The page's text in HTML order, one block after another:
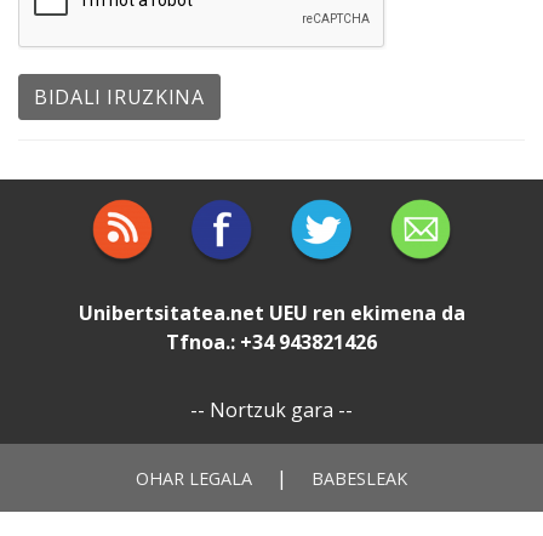
Unibertsitatea.net UEU ren ekimena da
Tfnoa.: +34 943821426
-- Nortzuk gara --
OHAR LEGALA | BABESLEAK